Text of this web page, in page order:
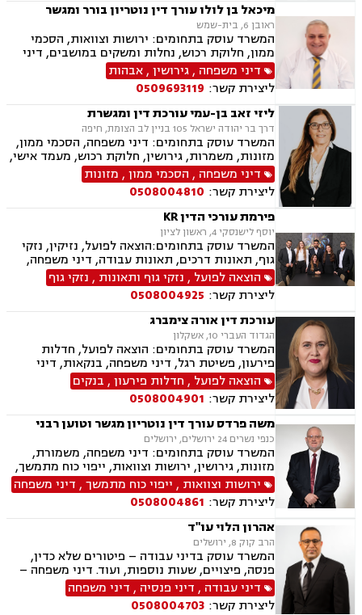
מיכאל בן לולו עורך דין נוטריון בורר ומגשר
ראובן 6, בית-שמש
המשרד עוסק בתחומים: ירושות וצוואות, הסכמי
ממון, חלוקת רכוש, נחלות ומשקים במושבים, דיני
מקרקעין, עסקאות מכר דירה, נדל"ן, רשות מקרקעי
ישראל, דיני משפחה, גירושין, מזונות, משמורת,
אלימות במשפחה, אבהות , גישור במשפחה, אומנה,
מעמד אישי, ניכור הורי
דיני משפחה ,גירושין,אבהות
ליצירת קשר: 0509693119
ליזי זאב בן-עמי עורכת דין ומגשרת
דרך בר יהודה ישראל 105 בניין לב הצומת, חיפה
המשרד עוסק בתחומים: דיני משפחה, הסכמי ממון,
מזונות, משמרות, גירושין, חלוקת רכוש, מעמד אישי,
זמני שהות, ירושות וצוואות, מקרקעין ונדל"ן, ליקויי
בניה, עסקאות מכר דירה, דיני ספורט, ייצוג שחקנים,
התאחדות קבוצות הכדורגל פיפ"א, גישור, בוררות,
אחריות מקצועית.
דיני משפחה , הסכמי ממון, מזונות
ליצירת קשר: 0508004810
פירמת עורכי הדין KR
יוסף לישנסקי 4, ראשון לציון
המשרד עוסק בתחומים:הוצאה לפועל, נזיקין, נזקי
גוף, תאונות דרכים, תאונות עבודה, דיני משפחה,
גירושין, ירושות וצוואות, הסכמי ממון, דין משמעתי,
מקרקעין ונדל"ן, עסקאות מכר דירה, גישור עסקי,
דיני חוזים, אובדן כושר עבודה, ביטוח לאומי, דיני
חברות, דיני עמותות.
הוצאה לפועל , נזקי גוף ותאונות , נזקי גוף
ליצירת קשר: 0508004925
עורכת דין אורה צימברג
הגדוד העברי 10, אשקלון
המשרד עוסק בתחומים: הוצאה לפועל, חדלות
פירעון, פשיטת רגל, דיני משפחה, בנקאות, דיני
חוזים ומסחר
הוצאה לפועל , חדלות פירעון, בנקים
ליצירת קשר: 0508004901
משה פרדס עורך דין נוטריון מגשר וטוען רבני
כנפי נשרים 24 ירושלים, ירושלים
המשרד עוסק בתחומים: דיני משפחה, משמורת,
מזונות, גירושין, ירושות וצוואות, ייפוי כוח מתמשך,
חלוקת רכוש, עסקאות מכר דירה, משפט אזרחי, טוען
רבני, גישור, נוטריון
ירושות וצוואות , ייפוי כוח מתמשך, דיני משפחה
ליצירת קשר: 0508004861
אהרון הלוי עו"ד
הרב קוק 8, ירושלים
המשרד עוסק בדיני עבודה – פיטורים שלא כדין,
פנסה, פיצויים, שעות נוספות, ועוד. דיני משפחה –
גירושין, משמורת, הסדרי ראייה, מזונות, ועוד.
דיני עבודה , דיני פנסיה , דיני משפחה
ליצירת קשר: 0508004703